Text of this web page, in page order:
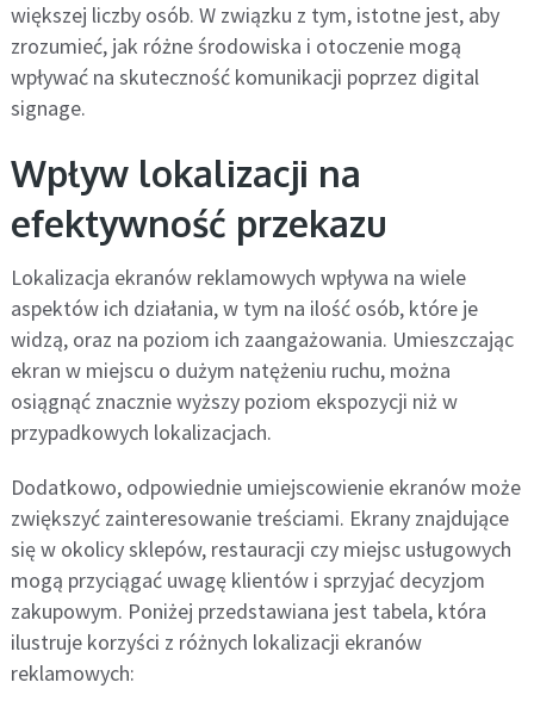
większej liczby osób. W związku z tym, istotne jest, aby
zrozumieć, jak różne środowiska i otoczenie mogą
wpływać na skuteczność komunikacji poprzez digital
signage.
Wpływ lokalizacji na
efektywność przekazu
Lokalizacja ekranów reklamowych wpływa na wiele
aspektów ich działania, w tym na ilość osób, które je
widzą, oraz na poziom ich zaangażowania. Umieszczając
ekran w miejscu o dużym natężeniu ruchu, można
osiągnąć znacznie wyższy poziom ekspozycji niż w
przypadkowych lokalizacjach.
Dodatkowo, odpowiednie umiejscowienie ekranów może
zwiększyć zainteresowanie treściami. Ekrany znajdujące
się w okolicy sklepów, restauracji czy miejsc usługowych
mogą przyciągać uwagę klientów i sprzyjać decyzjom
zakupowym. Poniżej przedstawiana jest tabela, która
ilustruje korzyści z różnych lokalizacji ekranów
reklamowych: